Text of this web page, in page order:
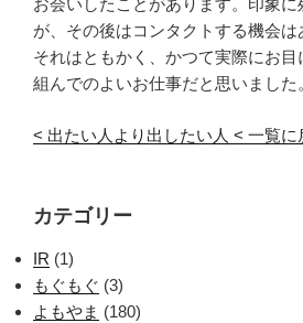
お会いしたことがあります。印象に
が、その後はコンタクトする機会は
それはともかく、かつて実際にお
組んでのよいお仕事だと思いました
< 出たい人より出したい人 < 一覧に
カテゴリー
IR (1)
もぐもぐ (3)
よもやま (180)